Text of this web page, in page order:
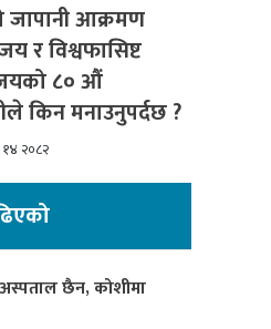
जापानी आक्रमण
र विश्वफासिष्ट
८० औं
किन मनाउनुपर्दछ ?
२०८२
छैन, कोशीमा